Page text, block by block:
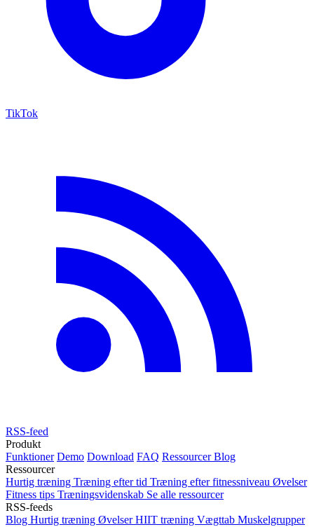
TikTok
RSS-feed
Produkt
Funktioner Demo Download FAQ RessourcerBlog
Ressourcer
Hurtig træning Træning efter tid Træning efter fitnessniveau Øvelser
Fitness tips Træningsvidenskab Se alle ressourcer
RSS-feeds
Blog Hurtig træning ØvelserHIIT træning Vægttab Muskelgrupper